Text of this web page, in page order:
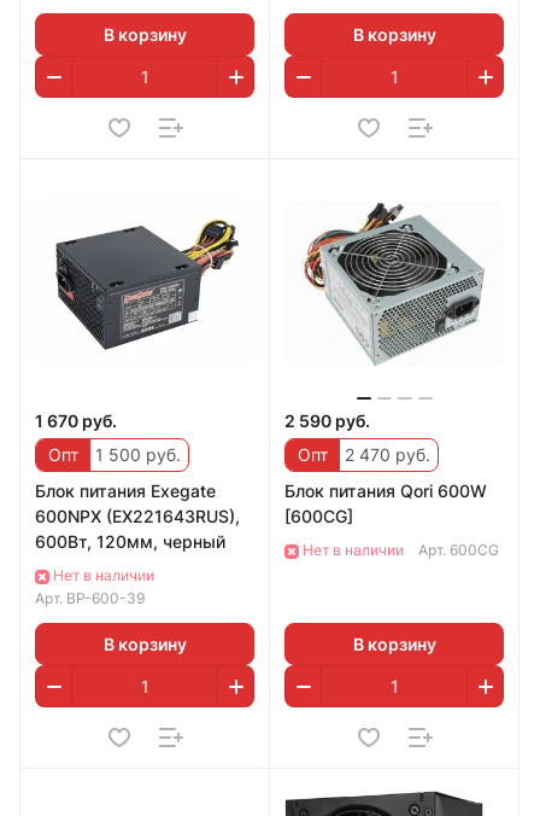
В корзину В корзину
1 670 руб.
Опт
1 500 руб.
Блок питания Exegate
600NPX (EX221643RUS),
600Вт, 120мм, черный
Нет в наличии
Арт. BP-600-39
В корзину
2 590 руб.
Опт
2 470 руб.
Блок питания Qori 600W
[600CG]
Нет в наличии Арт. 600CG
В корзину